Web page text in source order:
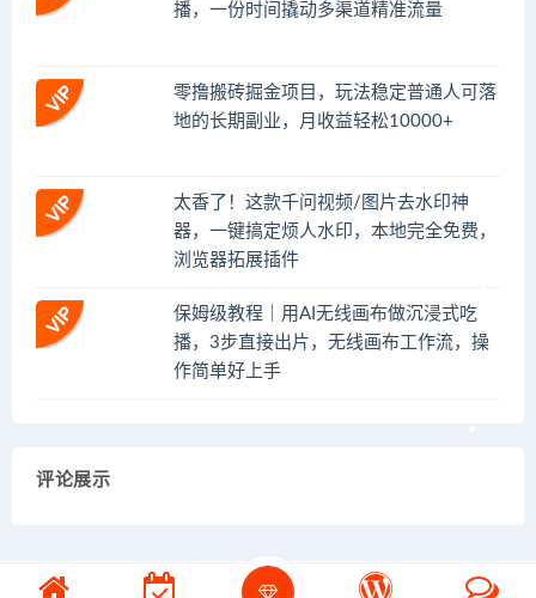
播，一份时间撬动多渠道精准流量
零撸搬砖掘金项目，玩法稳定普通人可落
地的长期副业，月收益轻松10000+
太香了！这款千问视频/图片去水印神
器，一键搞定烦人水印，本地完全免费，
浏览器拓展插件
保姆级教程｜用AI无线画布做沉浸式吃
播，3步直接出片，无线画布工作流，操
作简单好上手
评论展示